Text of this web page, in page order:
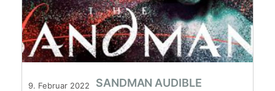
9. Februar 2022
SANDMAN AUDIBLE